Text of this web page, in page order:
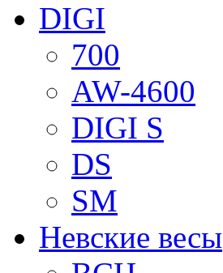
DIGI
700
AW-4600
DIGI S
DS
SM
Невские весы